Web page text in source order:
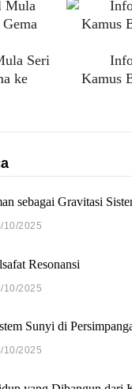
Seri
ke
Kamus
sebagai Gravitasi
10/2025
Resonansi
10/2025
Sunyi di
10/2025